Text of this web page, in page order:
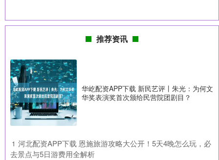
推荐资讯
华屹配资APP下载 新民艺评丨朱光：为何文
华奖表演奖首次颁给民营院团剧目？
1 ​河北配资APP下载 恩施旅游攻略大公开！5天4晚怎么玩，必
去景点与5日游费用全解析